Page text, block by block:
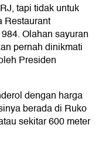
tapi tidak untuk
Restaurant
Olahan sayuran
pernah dinikmati
Presiden
dengan harga
berada di Ruko
sekitar 600 meter